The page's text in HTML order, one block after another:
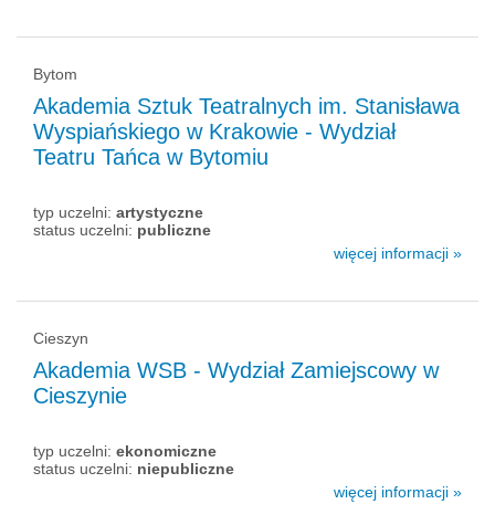
Bytom
Akademia Sztuk Teatralnych im. Stanisława
Wyspiańskiego w Krakowie - Wydział
Teatru Tańca w Bytomiu
typ uczelni: artystyczne
status uczelni: publiczne
więcej informacji »
Cieszyn
Akademia WSB - Wydział Zamiejscowy w
Cieszynie
typ uczelni: ekonomiczne
status uczelni: niepubliczne
więcej informacji »